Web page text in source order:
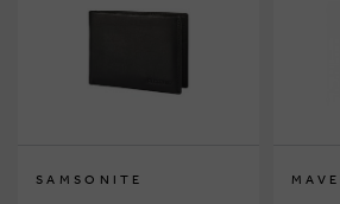
SAMSONITE